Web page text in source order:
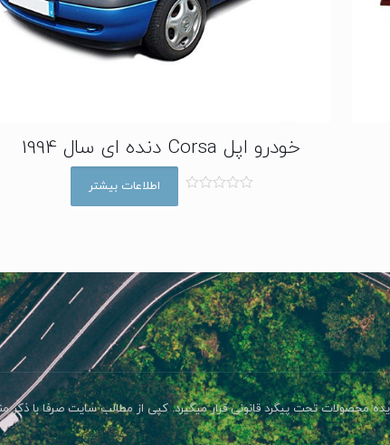
خودرو اپل Corsa دنده ای سال 1994
0
ا
ز
5
اطلاعات بیشتر
محصولات تحت پیگرد قانونی قرار میگیرد. کپی از مطالب سایت صرفا با ذکر